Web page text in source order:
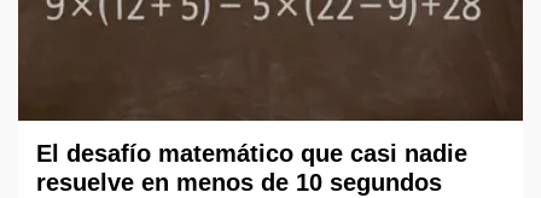
El desafío matemático que casi nadie
resuelve en menos de 10 segundos